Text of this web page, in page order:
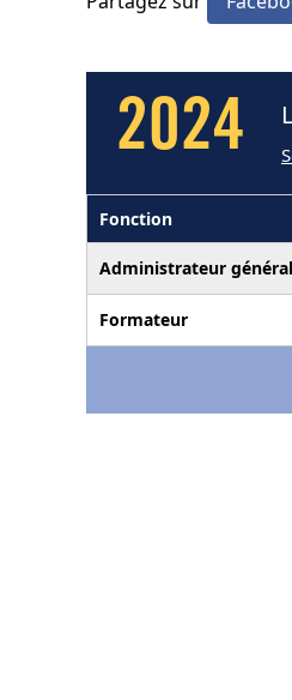
2024
Fonction
Administrateur général
Formateur